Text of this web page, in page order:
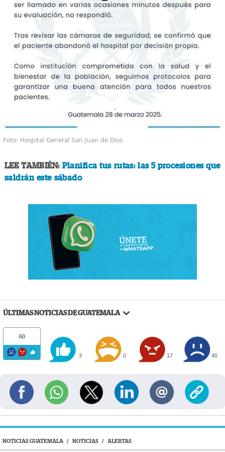
Foto: Hospital General San Juan de Dios
LEE TAMBIÉN: Planifica tus rutas: las 5 procesiones que
saldrán este sábado
ÚLTIMAS NOTICIAS DE GUATEMALA
60
3 0 17 40
NOTICIAS GUATEMALA / NOTICIAS / ALERTAS